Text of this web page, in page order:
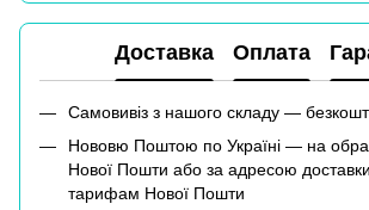
Доставка Оплата
Самовивіз з нашого складу —
Нововю Поштою по Україні — на
Нової Пошти або за адресою
тарифам Нової Пошти